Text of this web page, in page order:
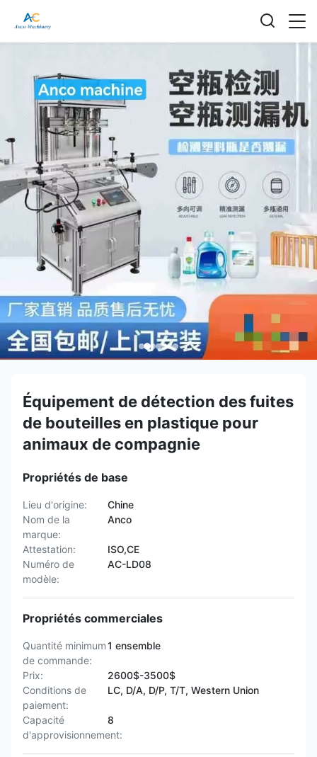
Équipement de détection des fuites
de bouteilles en plastique pour
animaux de compagnie
Propriétés de base
Lieu d'origine:
Chine
Nom de la
marque:
Anco
Attestation:
ISO,CE
Numéro de
modèle:
AC-LD08
Propriétés commerciales
Quantité minimum
de commande:
1 ensemble
Prix:
2600$-3500$
Conditions de
paiement:
LC, D/A, D/P, T/T, Western Union
Capacité
d'approvisionnement:
8